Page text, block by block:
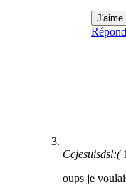
J'aime
Ccjesuisdsl:(
oups je